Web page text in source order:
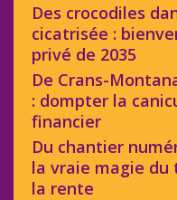
Des crocodiles
cicatrisée :
privé de 2035
De Crans-
: dompter la
financier
Du chantier
la vraie magie
la rente